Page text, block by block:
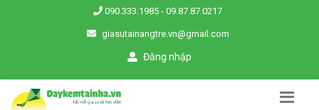
090.333.1985 - 09.87.87.0217
giasutainangtre.vn@gmail.com
Đăng nhập